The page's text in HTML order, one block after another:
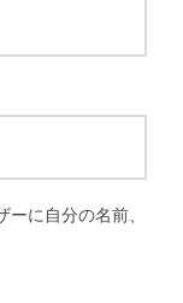
に自分の名前、